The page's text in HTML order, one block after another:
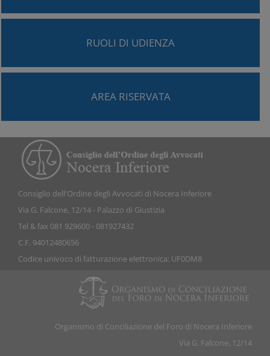
RUOLI DI UDIENZA
AREA RISERVATA
Consiglio dell'Ordine degli Avvocati di Nocera Inferiore
Via G. Falcone, 12/14 - Palazzo di Giustizia
Tel & fax 081 929600 - 081927432
C.F. 94012480656
Codice univoco di fatturazione elettronica: UF0DM8
Organismo di Conciliazione del Foro di Nocera Inferiore
Via G. Falcone, 12/14